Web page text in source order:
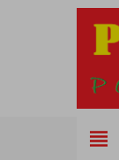
view_headline